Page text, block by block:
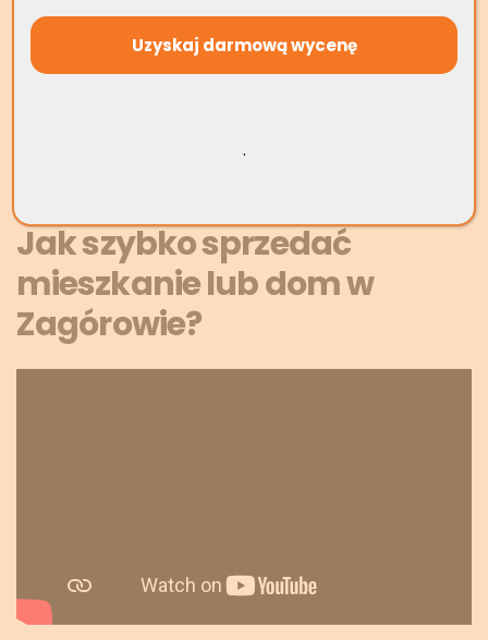
organizowania niezliczonych pokazów mieszkania. Co
więcej, nasza oferta obejmuje nieruchomości w każdym
Jak szybko sprzedać
mieszkanie lub dom w
Zagórowie?
.